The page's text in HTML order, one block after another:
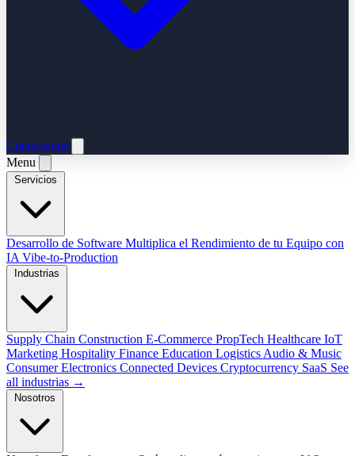
Contáctanos
Menu
Desarrollo de Software Multiplica el Rendimiento de tu Equipo con
IA Vibe-to-Production
Supply Chain Construction E-Commerce PropTech Healthcare IoT
Marketing Hospitality Finance Education Logistics Audio & Music
Consumer Electronics Connected Devices Cryptocurrency SaaS See
all industrias →